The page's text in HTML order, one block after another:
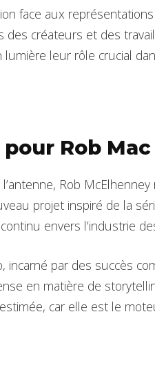
face aux
des créateurs et des
leur rôle crucial
Rob Mac
Rob
projet inspiré de la
envers l’industrie
incarné par des succès
en matière de
car elle est le